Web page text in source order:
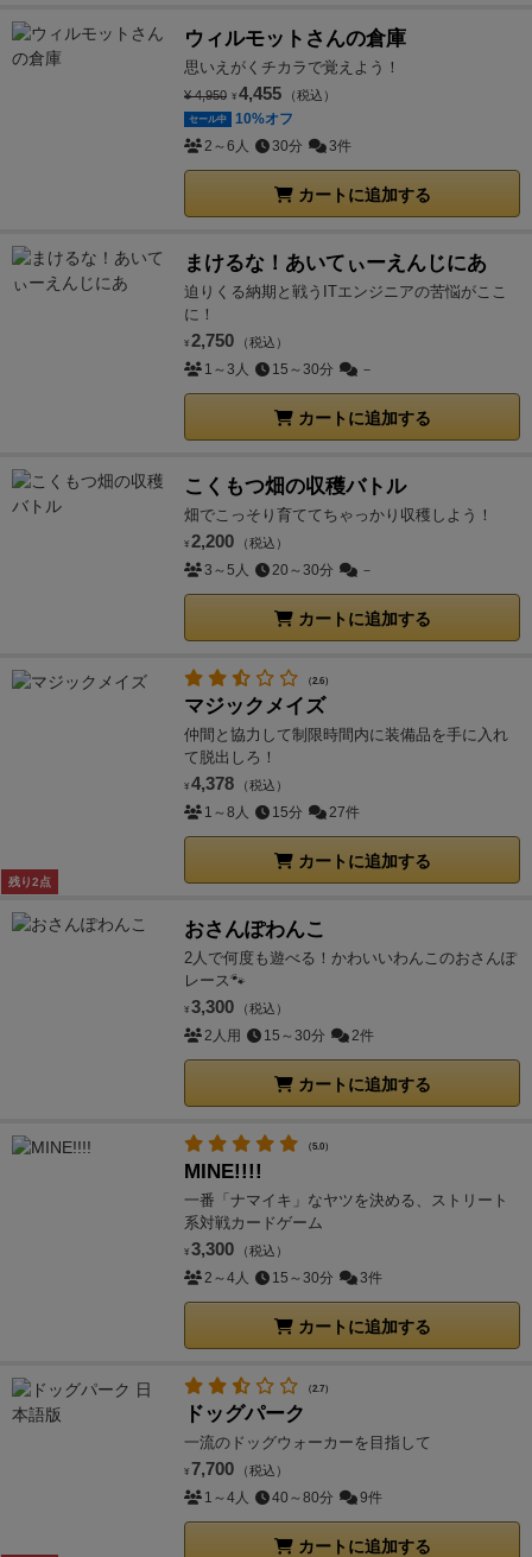
ウィルモットさんの倉庫
思いえがくチカラで覚えよう！
¥ 4,950 ¥ 4,455 （税込）
セール中
10%オフ
2～6人
30分 3件
カートに追加する
まけるな！あいてぃーえんじにあ
迫りくる納期と戦うITエンジニアの苦悩がここ
に！
¥ 2,750 （税込）
1～3人 15～30分 －
カートに追加する
こくもつ畑の収穫バトル
畑でこっそり育ててちゃっかり収穫しよう！
¥ 2,200 （税込）
3～5人 20～30分 －
カートに追加する
残り2点
（2.6）
マジックメイズ
仲間と協力して制限時間内に装備品を手に入れ
て脱出しろ！
¥ 4,378 （税込）
1～8人 15分 27件
カートに追加する
おさんぽわんこ
2人で何度も遊べる！かわいいわんこのおさんぽ
レース🐾
¥ 3,300 （税込）
2人用 15～30分 2件
カートに追加する
（5.0）
MINE!!!!
一番「ナマイキ」なヤツを決める、ストリート
系対戦カードゲーム
¥ 3,300 （税込）
2～4人 15～30分 3件
カートに追加する
（2.7）
ドッグパーク
一流のドッグウォーカーを目指して
¥ 7,700 （税込）
1～4人 40～80分 9件
カートに追加する